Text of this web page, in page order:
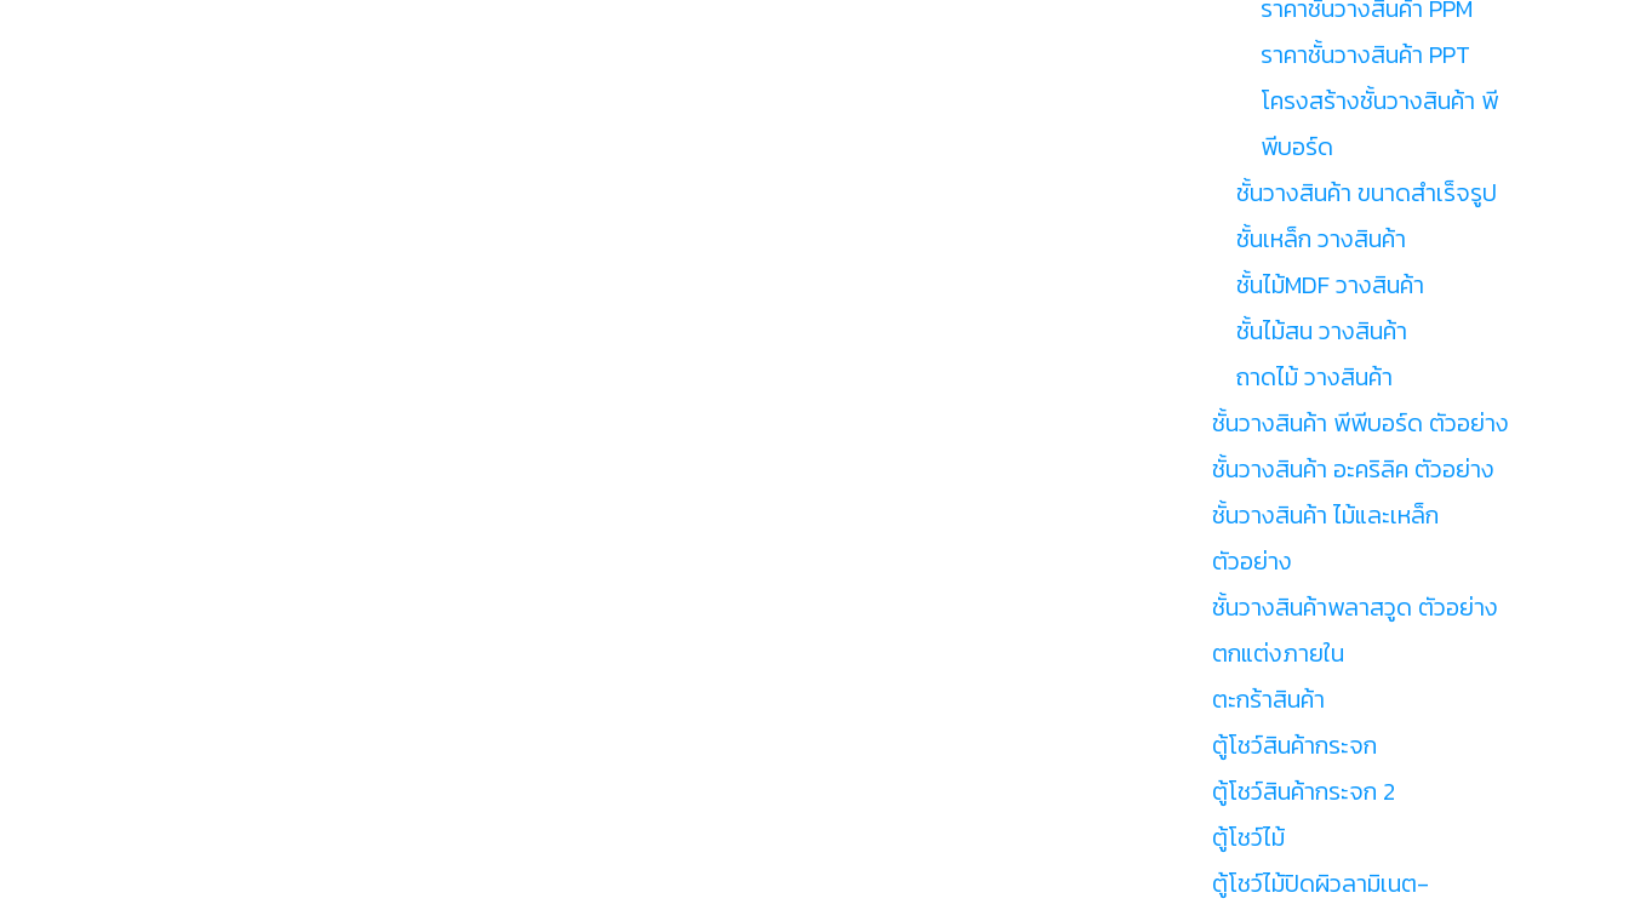
ราคาชั้นวางสินค้า PPM
ราคาชั้นวางสินค้า PPT
โครงสร้างชั้นวางสินค้า พี
พีบอร์ด
ชั้นวางสินค้า ขนาดสำเร็จรูป
ชั้นเหล็ก วางสินค้า
ชั้นไม้MDF วางสินค้า
ชั้นไม้สน วางสินค้า
ถาดไม้ วางสินค้า
ชั้นวางสินค้า พีพีบอร์ด ตัวอย่าง
ชั้นวางสินค้า อะคริลิค ตัวอย่าง
ชั้นวางสินค้า ไม้และเหล็ก
ตัวอย่าง
ชั้นวางสินค้าพลาสวูด ตัวอย่าง
ตกแต่งภายใน
ตะกร้าสินค้า
ตู้โชว์สินค้ากระจก
ตู้โชว์สินค้ากระจก 2
ตู้โชว์ไม้
ตู้โชว์ไม้ปิดผิวลามิเนต-